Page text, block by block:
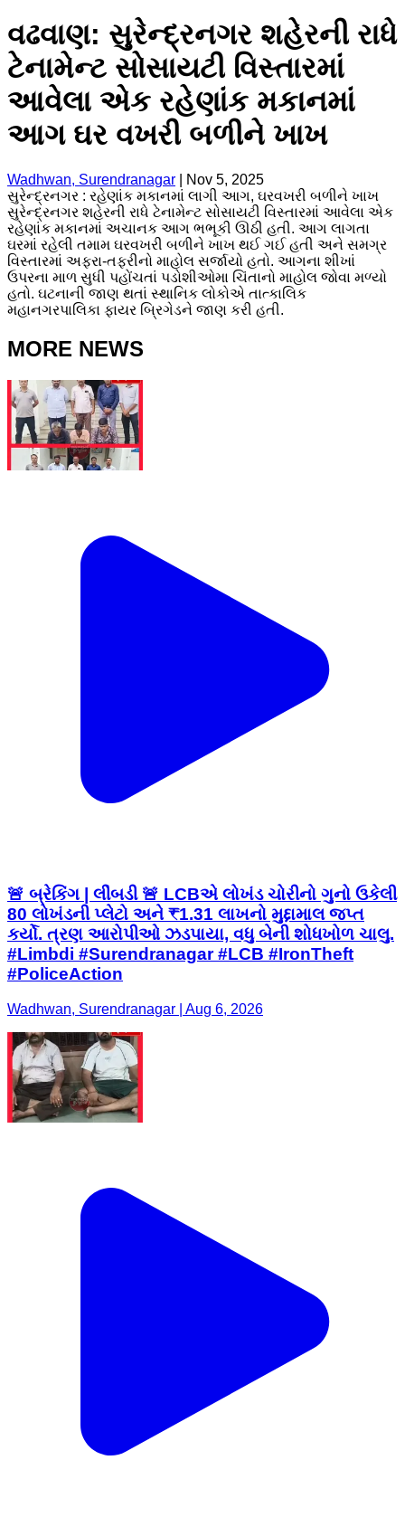
વઢવાણ: સુરેન્દ્રનગર શહેરની રાધે
ટેનામેન્ટ સોસાયટી વિસ્તારમાં
આવેલા એક રહેણાંક મકાનમાં
આગ ઘર વખરી બળીને ખાખ
Wadhwan, Surendranagar
Nov 5, 2025
સુરેન્દ્રનગર : રહેણાંક મકાનમાં લાગી આગ, ઘરવખરી બળીને ખાખ
સુરેન્દ્રનગર શહેરની રાધે ટેનામેન્ટ સોસાયટી વિસ્તારમાં આવેલા એક
રહેણાંક મકાનમાં અચાનક આગ ભભૂકી ઊઠી હતી. આગ લાગતા
ઘરમાં રહેલી તમામ ઘરવખરી બળીને ખાખ થઈ ગઈ હતી અને સમગ્ર
વિસ્તારમાં અફરા-તફરીનો માહોલ સર્જાયો હતો. આગના શીખાં
ઉપરના માળ સુધી પહોંચતાં પડોશીઓમા ચિંતાનો માહોલ જોવા મળ્યો
હતો. ઘટનાની જાણ થતાં સ્થાનિક લોકોએ તાત્કાલિક
મહાનગરપાલિકા ફાયર બ્રિગેડને જાણ કરી હતી.
MORE NEWS
🚨 બ્રેકિંગ | લીંબડી 🚨 LCBએ લોખંડ ચોરીનો ગુનો ઉકેલી
80 લોખંડની પ્લેટો અને ₹1.31 લાખનો મુદ્દામાલ જપ્ત
કર્યો. ત્રણ આરોપીઓ ઝડપાયા, વધુ બેની શોધખોળ ચાલુ.
#Limbdi #Surendranagar #LCB #IronTheft
#PoliceAction
Wadhwan, Surendranagar | Aug 6, 2026